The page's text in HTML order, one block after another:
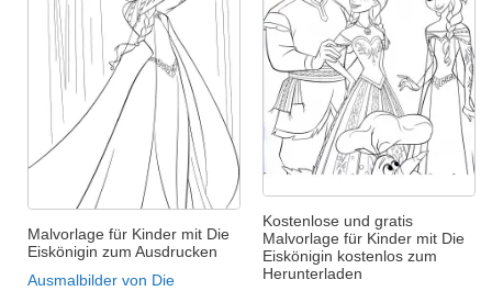
Malvorlage für Kinder mit Die
Eiskönigin zum Ausdrucken
Ausmalbilder von Die
Kostenlose und gratis
Malvorlage für Kinder mit Die
Eiskönigin kostenlos zum
Herunterladen